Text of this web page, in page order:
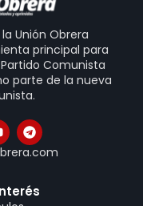
Unión Obrera
principal para
Comunista
parte de la nueva